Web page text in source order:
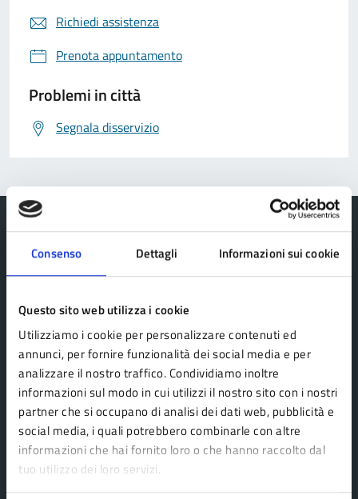
Consenso Dettagli Informazioni sui cookie
Questo sito web utilizza i cookie
Utilizziamo i cookie per personalizzare contenuti ed
annunci, per fornire funzionalità dei social media e per
analizzare il nostro traffico. Condividiamo inoltre
informazioni sul modo in cui utilizzi il nostro sito con i nostri
partner che si occupano di analisi dei dati web, pubblicità e
social media, i quali potrebbero combinarle con altre
informazioni che hai fornito loro o che hanno raccolto dal
tuo utilizzo dei loro servizi.
Richiedi assistenza
Prenota appuntamento
Problemi in città
Segnala disservizio
Comune Lama Mocogno
AMMINISTRAZIONE
Organi di governo
Aree amministrative
Uffici
Enti e fondazioni
Politici
Personale amministrativo